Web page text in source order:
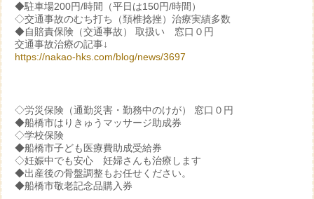
◆駐車場200円/時間（平日は150円/時間）
◇交通事故のむち打ち（頚椎捻挫）治療実績多数
◆自賠責保険（交通事故） 取扱い 窓口０円
交通事故治療の記事↓
https://nakao-hks.com/blog/news/3697
◇労災保険（通勤災害・勤務中のけが） 窓口０円
◆船橋市はりきゅうマッサージ助成券
◇学校保険
◆船橋市子ども医療費助成受給券
◇妊娠中でも安心 妊婦さんも治療します
◆出産後の骨盤調整もお任せください。
◆船橋市敬老記念品購入券